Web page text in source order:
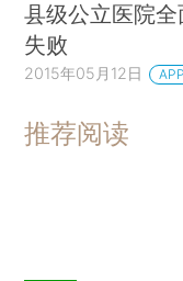
县级公立医院
失败
2015年05月12日
推荐阅读